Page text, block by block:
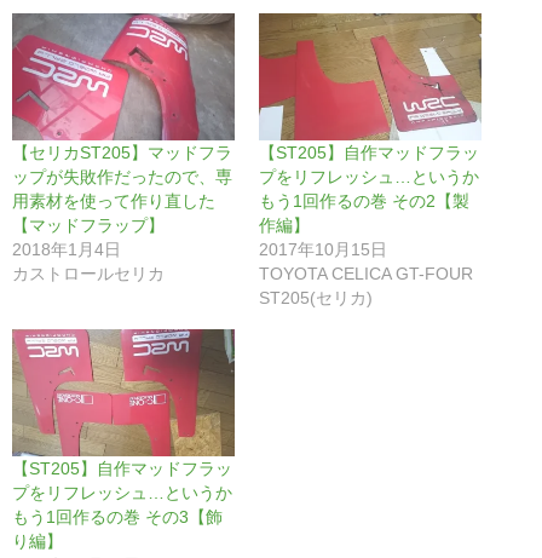
【セリカST205】マッドフラ
ップが失敗作だったので、専
用素材を使って作り直した
【マッドフラップ】
2018年1月4日
カストロールセリカ
【ST205】自作マッドフラッ
プをリフレッシュ…というか
もう1回作るの巻 その2【製
作編】
2017年10月15日
TOYOTA CELICA GT-FOUR
ST205(セリカ)
【ST205】自作マッドフラッ
プをリフレッシュ…というか
もう1回作るの巻 その3【飾
り編】